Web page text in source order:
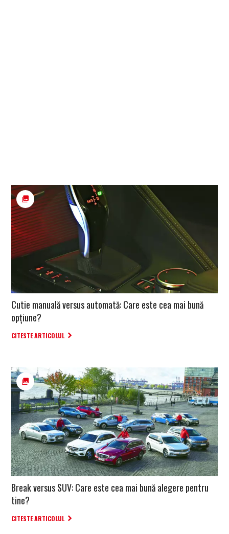
Cutie manuală versus automată: Care este cea mai bună
opțiune?
CITESTE ARTICOLUL
Break versus SUV: Care este cea mai bună alegere pentru
tine?
CITESTE ARTICOLUL